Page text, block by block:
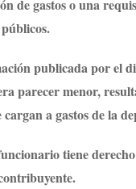
de gastos o una
publicada por el
parecer menor,
a gastos de la
tiene